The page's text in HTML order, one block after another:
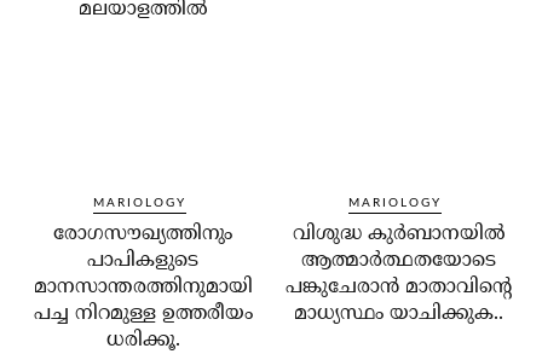
മലയാളത്തിൽ
MARIOLOGY
രോഗസൗഖ്യത്തിനും
പാപികളുടെ
മാനസാന്തരത്തിനുമായി
പച്ച നിറമുള്ള ഉത്തരീയം
ധരിക്കൂ.
MARIOLOGY
വിശുദ്ധ കുര്‍ബാനയില്‍
ആത്മാര്‍ത്ഥതയോടെ
പങ്കുചേരാന്‍ മാതാവിന്റെ
മാധ്യസ്ഥം യാചിക്കുക..